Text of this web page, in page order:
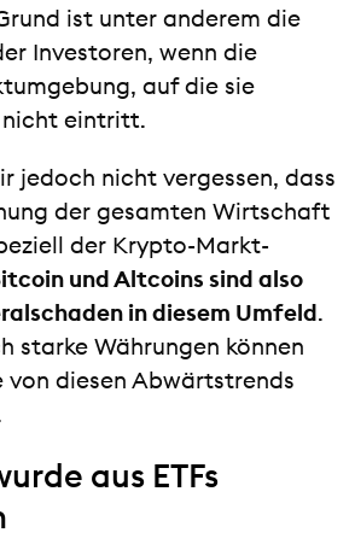
ist unter anderem die
Investoren, wenn die
auf die sie
eintritt.
jedoch nicht vergessen, dass
der gesamten Wirtschaft
der Krypto-Markt-
und Altcoins sind also
in diesem Umfeld .
starke Währungen können
von diesen Abwärtstrends
aus ETFs